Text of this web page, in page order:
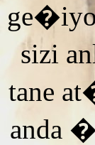
sizi
tane
anda